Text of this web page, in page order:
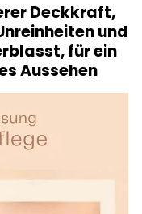
Deckkraft,
und
für ein
Aussehen